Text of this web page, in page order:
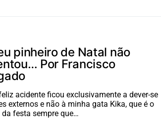
pinheiro de Natal não
Por Francisco
acidente ficou exclusivamente a dever-se
externos e não à minha gata Kika, que é o
festa sempre que…